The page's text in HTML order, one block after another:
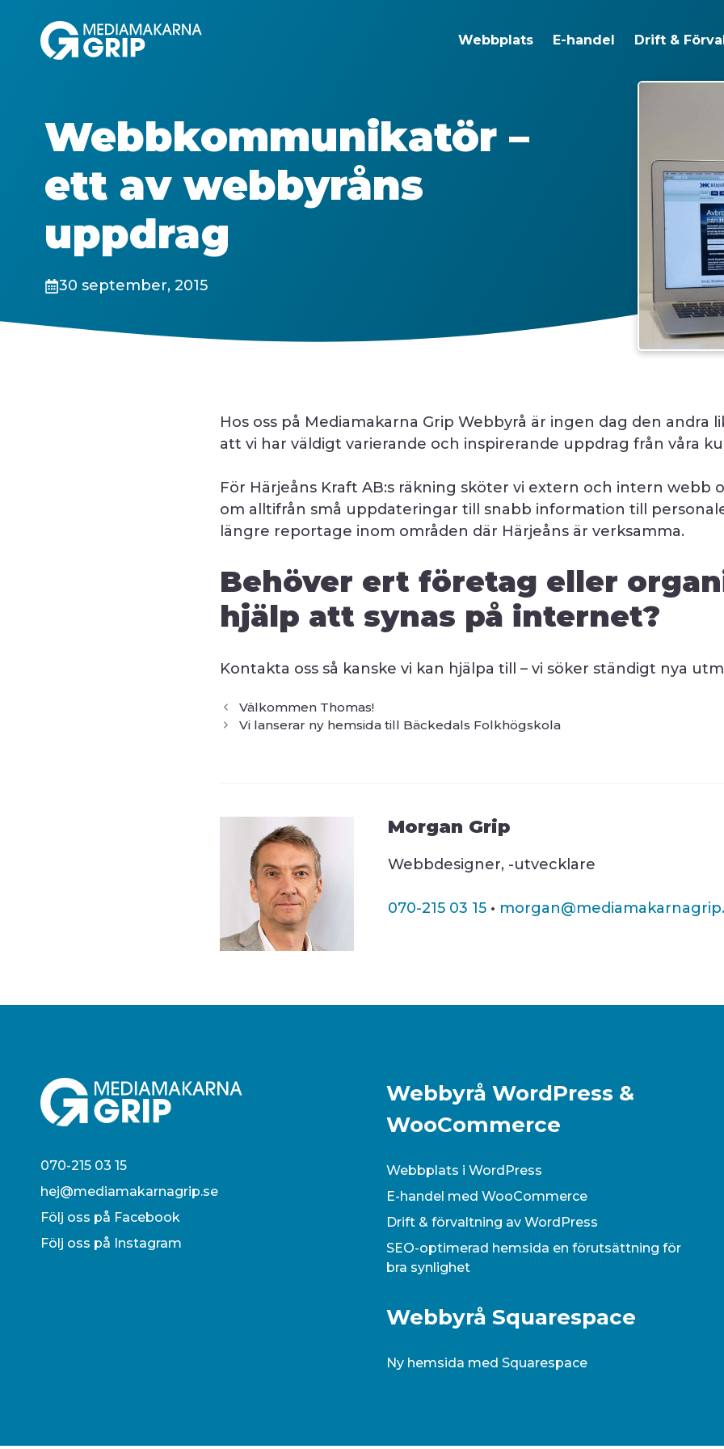
innehåll
Webbplats E-handel Drift &
Webbkommunikatör –
ett av webbyråns
uppdrag
30 september, 2015
Hos oss på Mediamakarna Grip Webbyrå är ingen dag den andra
att vi har väldigt varierande och inspirerande uppdrag från våra
För Härjeåns Kraft AB:s räkning sköter vi extern och intern webb
om alltifrån små uppdateringar till snabb information till
längre reportage inom områden där Härjeåns är verksamma.
Behöver ert företag eller
hjälp att synas på internet?
Kontakta oss så kanske vi kan hjälpa till – vi söker ständigt nya
Välkommen Thomas!
Vi lanserar ny hemsida till Bäckedals Folkhögskola
Morgan Grip
Webbdesigner, -utvecklare
070-215 03 15 ·
070-215 03 15
hej@mediamakarnagrip.se
Följ oss på Facebook
Följ oss på Instagram
Webbyrå WordPress &
WooCommerce
Webbplats i WordPress
E-handel med WooCommerce
Drift & förvaltning av WordPress
SEO-optimerad hemsida en förutsättning för
bra synlighet
Webbyrå Squarespace
Ny hemsida med Squarespace